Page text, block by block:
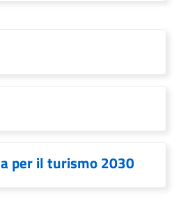
per il turismo 2030